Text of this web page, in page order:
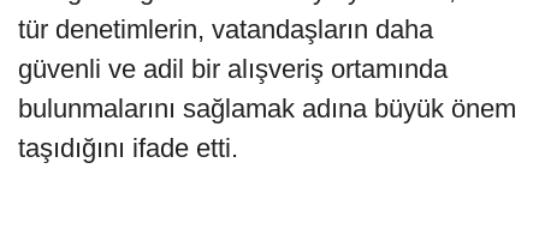
tür denetimlerin, vatandaşların daha
güvenli ve adil bir alışveriş ortamında
bulunmalarını sağlamak adına büyük önem
taşıdığını ifade etti.